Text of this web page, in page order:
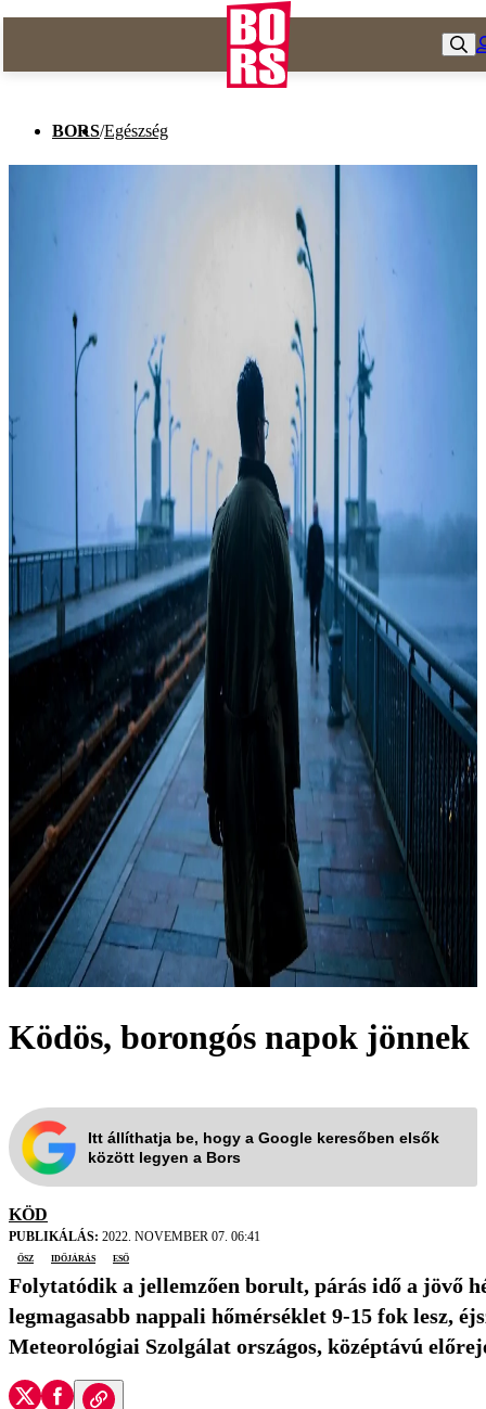
BORS/Egészség
Ködös, borongós napok jönnek
Itt állíthatja be, hogy a Google keresőben elsők
között legyen a Bors
KÖD
PUBLIKÁLÁS: 2022. NOVEMBER 07. 06:41
ősz
időjárás eső
Folytatódik a jellemzően borult, párás idő a jövő
legmagasabb nappali hőmérséklet 9-15 fok lesz,
Meteorológiai Szolgálat országos, középtávú